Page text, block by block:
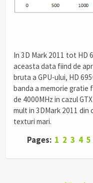
In 3D Mark 2011 tot HD
aceasta data fiind de
bruta a GPU-ului, HD
banda a memorie gratie
de 4000MHz in cazul
mult in 3DMark 2011
texturi mari.
Pages: 1 2 3 4 5